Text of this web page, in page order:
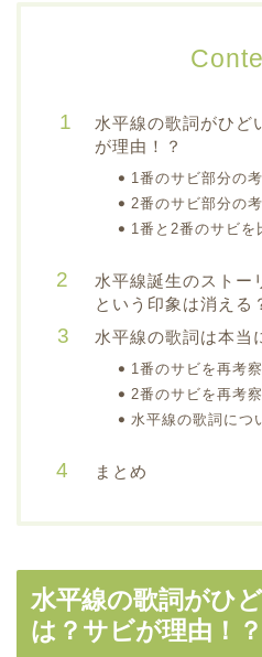
水平線の歌詞がひど
が理由！？
1番のサビ部分の
2番のサビ部分の
1番と2番のサビを
水平線誕生のストー
という印象は消える
水平線の歌詞は本当
1番のサビを再考察
2番のサビを再考察
水平線の歌詞につ
まとめ
水平線の歌詞がひ
は？サビが理由！？